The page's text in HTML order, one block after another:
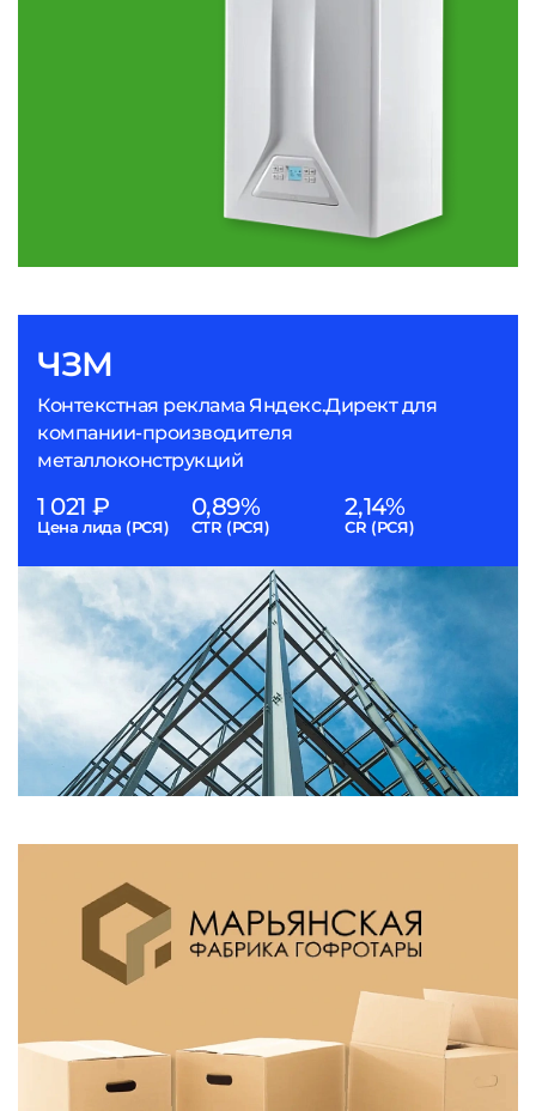
ЧЗМ
Контекстная реклама Яндекс.Директ для
компании-производителя
металлоконструкций
1 021 ₽
Цена лида (РСЯ)
0,89%
CTR (РСЯ)
2,14%
CR (РСЯ)